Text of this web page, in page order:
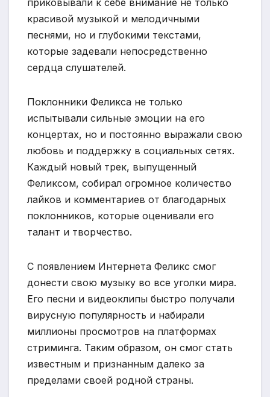
приковывали к себе внимание не только
красивой музыкой и мелодичными
песнями, но и глубокими текстами,
которые задевали непосредственно
сердца слушателей.
Поклонники Феликса не только
испытывали сильные эмоции на его
концертах, но и постоянно выражали свою
любовь и поддержку в социальных сетях.
Каждый новый трек, выпущенный
Феликсом, собирал огромное количество
лайков и комментариев от благодарных
поклонников, которые оценивали его
талант и творчество.
С появлением Интернета Феликс смог
донести свою музыку во все уголки мира.
Его песни и видеоклипы быстро получали
вирусную популярность и набирали
миллионы просмотров на платформах
стриминга. Таким образом, он смог стать
известным и признанным далеко за
пределами своей родной страны.